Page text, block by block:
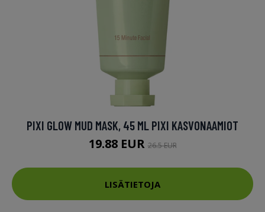
PIXI GLOW MUD MASK, 45 ML PIXI KASVONAAMIOT
19.88 EUR26.5 EUR
LISÄTIETOJA